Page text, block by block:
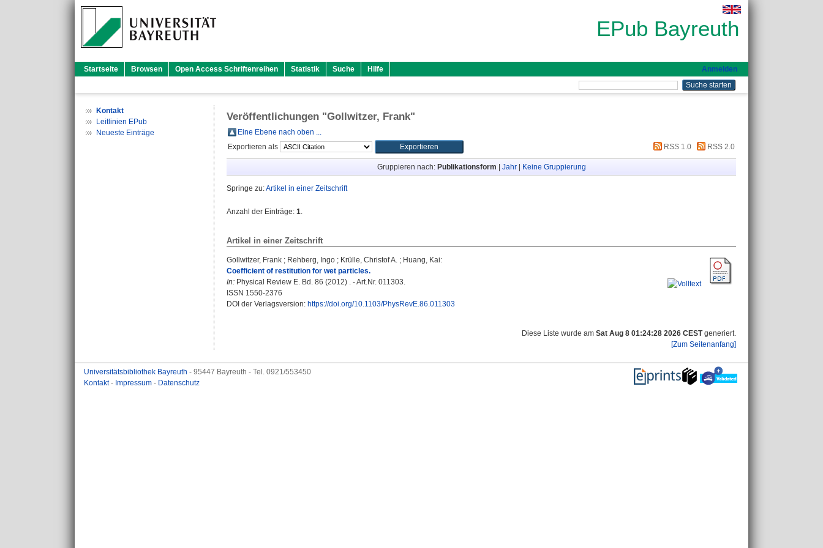
EPub Bayreuth
Startseite Browsen Open Access Schriftenreihen Statistik Suche Hilfe Anmelden
Kontakt
Leitlinien EPub
Neueste Einträge
Veröffentlichungen "Gollwitzer, Frank"
Eine Ebene nach oben ...
Exportieren als
RSS 1.0 RSS 2.0
Gruppieren nach: Publikationsform Jahr| Keine Gruppierung
Springe zu:Artikel in einer Zeitschrift
Anzahl der Einträge: 1.
Artikel in einer Zeitschrift
Gollwitzer, Frank ; Rehberg, Ingo ; Krülle, Christof A. ; Huang, Kai:
Coefficient of restitution for wet particles.
In: Physical Review E. Bd. 86 (2012) . - Art.Nr. 011303.
ISSN 1550-2376
DOI der Verlagsversion: https://doi.org/10.1103/PhysRevE.86.011303
Diese Liste wurde am Sat Aug 8 01:24:28 2026 CESTgeneriert.
[Zum Seitenanfang]
Universitätsbibliothek Bayreuth - 95447 Bayreuth - Tel. 0921/553450
Kontakt- Impressum - Datenschutz